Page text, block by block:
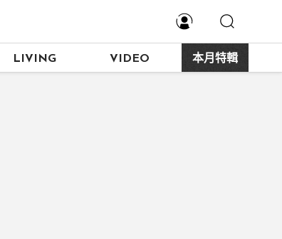
LIVING VIDEO 本月特輯